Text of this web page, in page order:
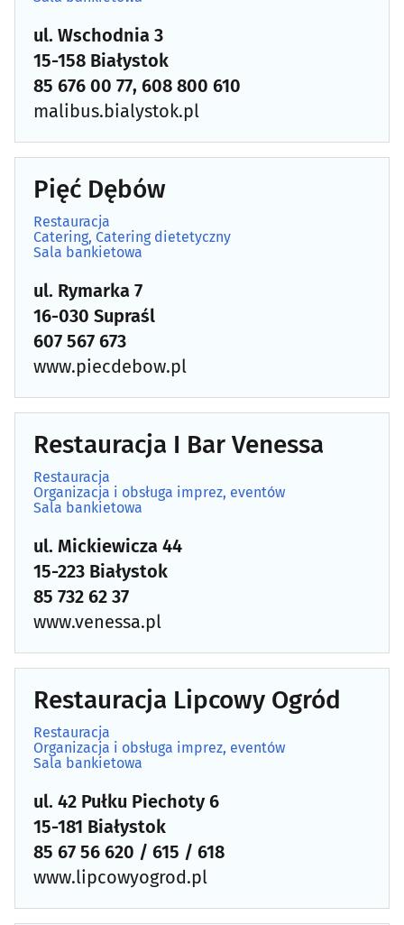
ul. Wschodnia 3
15-158 Białystok
85 676 00 77, 608 800 610
malibus.bialystok.pl
Pięć Dębów
Restauracja
Catering, Catering dietetyczny
Sala bankietowa
ul. Rymarka 7
16-030 Supraśl
607 567 673
www.piecdebow.pl
Restauracja I Bar Venessa
Restauracja
Organizacja i obsługa imprez, eventów
Sala bankietowa
ul. Mickiewicza 44
15-223 Białystok
85 732 62 37
www.venessa.pl
Restauracja Lipcowy Ogród
Restauracja
Organizacja i obsługa imprez, eventów
Sala bankietowa
ul. 42 Pułku Piechoty 6
15-181 Białystok
85 67 56 620 / 615 / 618
www.lipcowyogrod.pl